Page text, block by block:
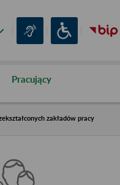
Pracujący
zakładów pracy